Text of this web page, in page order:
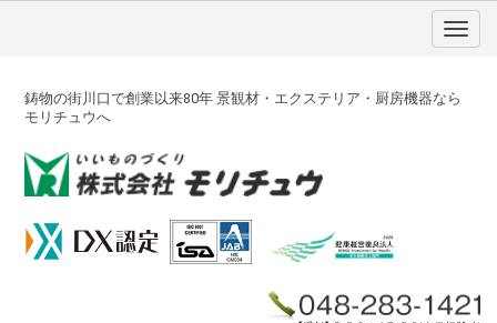
鋳物の街川口で創業以来80年 景観材・エクステリア・厨房機器なら
モリチュウへ